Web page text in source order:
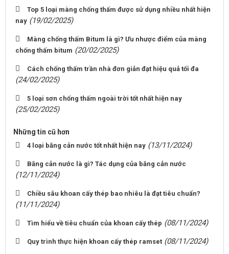
Top 5 loại màng chống thấm được sử dụng nhiều nhất hiện
nay (19/02/2025)
Màng chống thấm Bitum là gì? Ưu nhược điểm của màng
chống thấm bitum (20/02/2025)
Cách chống thấm trần nhà đơn giản đạt hiệu quả tối đa
(24/02/2025)
5 loại sơn chống thấm ngoài trời tốt nhất hiện nay
(25/02/2025)
Những tin cũ hơn
4 loại băng cản nước tốt nhất hiện nay (13/11/2024)
Băng cản nước là gì? Tác dụng của băng cản nước
(12/11/2024)
Chiều sâu khoan cấy thép bao nhiêu là đạt tiêu chuẩn?
(11/11/2024)
Tìm hiểu về tiêu chuẩn của khoan cấy thép (08/11/2024)
Quy trình thực hiện khoan cấy thép ramset (08/11/2024)